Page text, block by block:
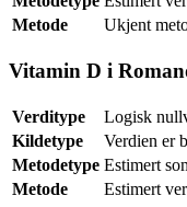
Metode
Ukjent
Vitamin D i
Verditype
Logisk
Kildetype
Verdien er
Metodetype Estimert
Metode
Estimert